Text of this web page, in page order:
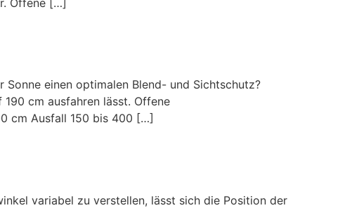
Sonne einen optimalen Blend- und Sichtschutz?
cm ausfahren lässt. Offene
cm Ausfall 150 bis 400 […]
variabel zu verstellen, lässt sich die Position der